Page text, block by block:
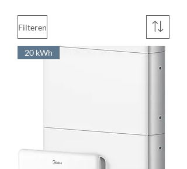
Filteren
20 kWh